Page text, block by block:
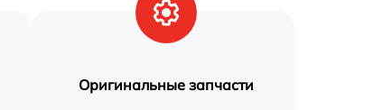
Оригинальные запчасти